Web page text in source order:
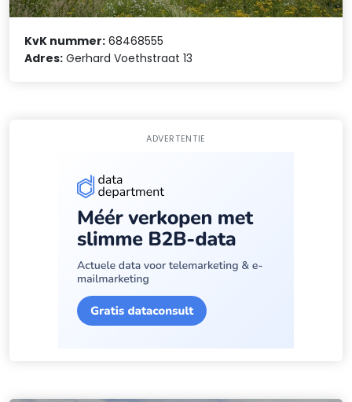
KvK nummer: 68468555
Adres: Gerhard Voethstraat 13
ADVERTENTIE